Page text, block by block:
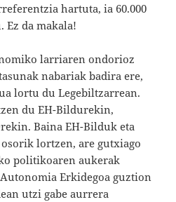
hartuta, ia 60.000
Ez da makala!
larriaren ondorioz
nabariak badira ere,
lortu du Legebiltzarrean.
du EH-Bildurekin,
Baina EH-Bilduk eta
osorik lortzen, are gutxiago
politikoaren aukerak
Erkidegoa guztion
utzi gabe aurrera